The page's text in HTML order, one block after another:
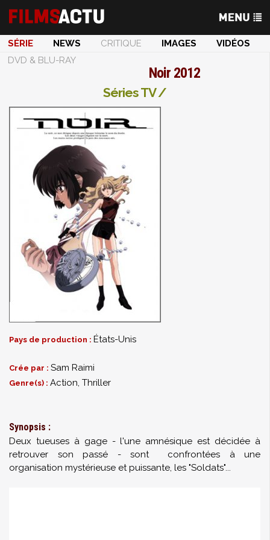
SÉRIE NEWS CRITIQUE IMAGES
VIDÉOS
DVD & BLU-RAY
Noir 2012
Séries TV /
Pays de production : États-Unis
Crée par : Sam Raimi
Genre(s) : Action, Thriller
Synopsis :
Deux tueuses à gage - l'une amnésique est décidée à
retrouver son passé - sont confrontées à une
organisation mystérieuse et puissante, les "Soldats"...